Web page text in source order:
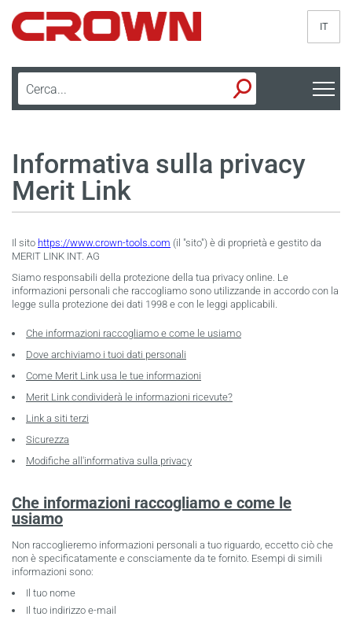
IT
Informativa sulla privacy
Merit Link
Il sito https://www.crown-tools.com (il "sito") è di proprietà e gestito da
MERIT LINK INT. AG
Siamo responsabili della protezione della tua privacy online. Le
informazioni personali che raccogliamo sono utilizzande in accordo con la
legge sulla protezione dei dati 1998 e con le leggi applicabili.
Che informazioni raccogliamo e come le usiamo
Dove archiviamo i tuoi dati personali
Come Merit Link usa le tue informazioni
Merit Link condividerà le informazioni ricevute?
Link a siti terzi
Sicurezza
Modifiche all'informativa sulla privacy
Che informazioni raccogliamo e come le
usiamo
Non raccoglieremo informazioni personali a tuo riguardo, eccetto ciò che
non è specificatamente e consciamente da te fornito. Esempi di simili
informazioni sono:
Il tuo nome
Il tuo indirizzo e-mail